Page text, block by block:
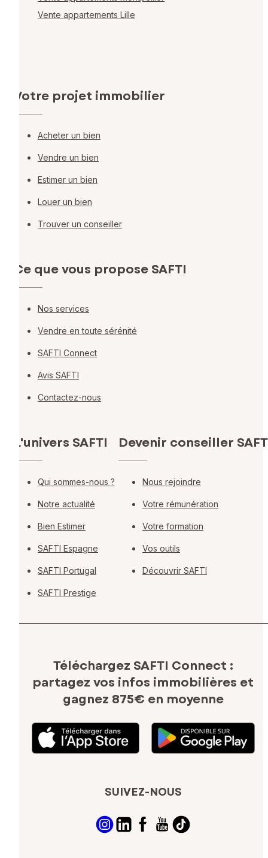
Vente appartements Lille
Votre projet immobilier
Acheter un bien
Vendre un bien
Estimer un bien
Louer un bien
Trouver un conseiller
Ce que vous propose SAFTI
Nos services
Vendre en toute sérénité
SAFTI Connect
Avis SAFTI
Contactez-nous
L'univers SAFTI
Qui sommes-nous ?
Notre actualité
Bien Estimer
SAFTI Espagne
SAFTI Portugal
SAFTI Prestige
Devenir conseiller
Nous rejoindre
Votre rémunération
Votre formation
Vos outils
Découvrir SAFTI
Téléchargez SAFTI Connect :
partagez vos infos immobilières et
gagnez 875€ en moyenne
SUIVEZ-NOUS